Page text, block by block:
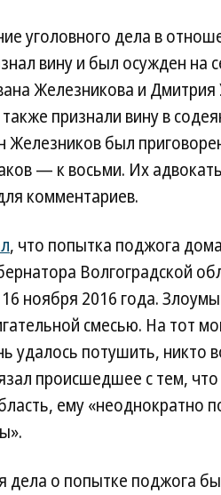
уголовного дела в
вину и был осужден на
Железникова и Дмитрия
признали вину в
Железников был
— к восьми. Их
комментариев.
, что попытка поджога
Волгоградской
ноября 2016 года.
смесью. На тот
удалось потушить, никто
происшедшее с тем,
ему «неоднократно
дела о попытке поджога